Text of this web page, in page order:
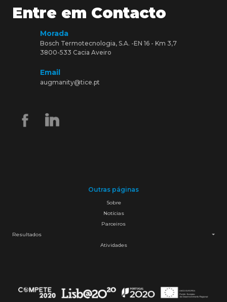
Entre em Contacto
Morada
Bosch Termotecnologia, S.A. -EN 16 - Km 3,7
3800-533 Cacia Aveiro
Email
augmanity@tice.pt
Outras páginas
Sobre
Notícias
Parceiros
Resultados
Atividades